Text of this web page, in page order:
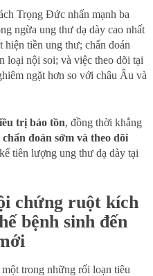
Trọng Đức nhấn mạnh ba
ngừa ung thư dạ dày cao nhất
tiền ung thư; chẩn đoán
loại nội soi; và việc theo dõi tại
ngặt hơn so với châu Âu và
trị bảo tồn, đồng thời khẳng
chẩn đoán sớm và theo dõi
tiên lượng ung thư dạ dày tại
chứng ruột kích
bệnh sinh đến
trong những rối loạn tiêu